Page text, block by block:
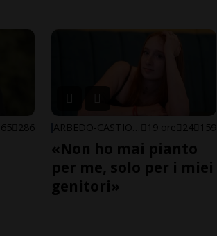
65 286 19 ore 24 159
«Non ho mai pianto
per me, solo per i miei
genitori»